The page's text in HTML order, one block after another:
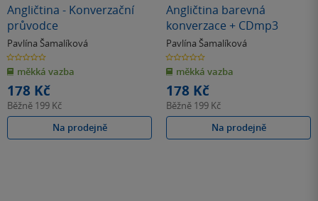
Angličtina - Konverzační
průvodce
Pavlína Šamalíková
0.0
z
5
hvězdiček
měkká vazba
178 Kč
Běžně 199 Kč
Na prodejně
Angličtina barevná
konverzace + CDmp3
Pavlína Šamalíková
0.0
z
5
hvězdiček
měkká vazba
178 Kč
Běžně 199 Kč
Na prodejně